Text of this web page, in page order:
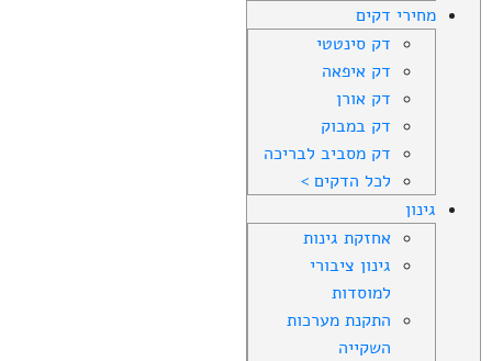
מחירי דקים
דק סינטטי
דק איפאה
דק אורן
דק במבוק
דק מסביב לבריכה
לכל הדקים >
גינון
אחזקת גינות
גינון ציבורי
למוסדות
התקנת מערכות
השקייה